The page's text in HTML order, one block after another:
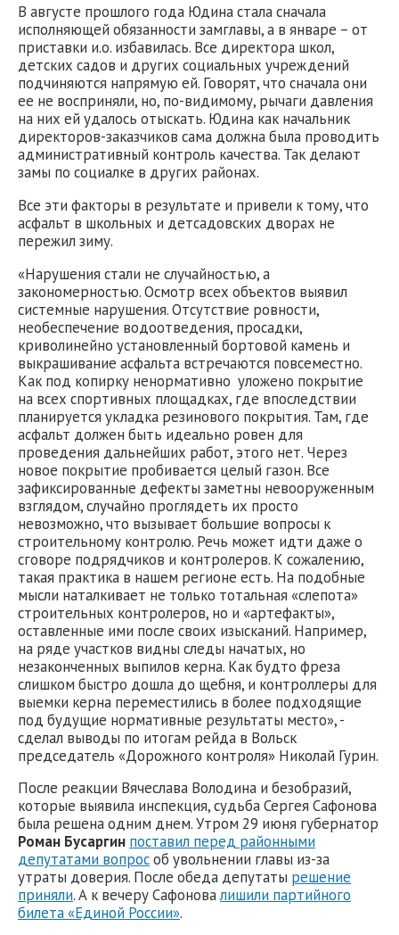
В августе прошлого года Юдина стала сначала
исполняющей обязанности замглавы, а в январе – от
приставки и.о. избавилась. Все директора школ,
детских садов и других социальных учреждений
подчиняются напрямую ей. Говорят, что сначала они
ее не восприняли, но, по-видимому, рычаги давления
на них ей удалось отыскать. Юдина как начальник
директоров-заказчиков сама должна была проводить
административный контроль качества. Так делают
замы по социалке в других районах.
Все эти факторы в результате и привели к тому, что
асфальт в школьных и детсадовских дворах не
пережил зиму.
«Нарушения стали не случайностью, а
закономерностью. Осмотр всех объектов выявил
системные нарушения. Отсутствие ровности,
необеспечение водоотведения, просадки,
криволинейно установленный бортовой камень и
выкрашивание асфальта встречаются повсеместно.
Как под копирку ненормативно уложено покрытие
на всех спортивных площадках, где впоследствии
планируется укладка резинового покрытия. Там, где
асфальт должен быть идеально ровен для
проведения дальнейших работ, этого нет. Через
новое покрытие пробивается целый газон. Все
зафиксированные дефекты заметны невооруженным
взглядом, случайно проглядеть их просто
невозможно, что вызывает большие вопросы к
строительному контролю. Речь может идти даже о
сговоре подрядчиков и контролеров. К сожалению,
такая практика в нашем регионе есть. На подобные
мысли наталкивает не только тотальная «слепота»
строительных контролеров, но и «артефакты»,
оставленные ими после своих изысканий. Например,
на ряде участков видны следы начатых, но
незаконченных выпилов керна. Как будто фреза
слишком быстро дошла до щебня, и контроллеры для
выемки керна переместились в более подходящие
под будущие нормативные результаты место», -
сделал выводы по итогам рейда в Вольск
председатель «Дорожного контроля» Николай Гурин.
После реакции Вячеслава Володина и безобразий,
которые выявила инспекция, судьба Сергея Сафонова
была решена одним днем. Утром 29 июня губернатор
Роман Бусаргин поставил перед районными
депутатами вопрособ увольнении главы из-за
утраты доверия. После обеда депутаты решение
приняли. А к вечеру Сафоновалишили партийного
билета «Единой России».